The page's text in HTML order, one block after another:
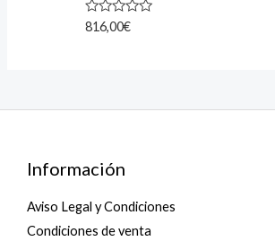
0
o
u
R
u
816,00€
Información
Aviso Legal y Condiciones
Condiciones de venta